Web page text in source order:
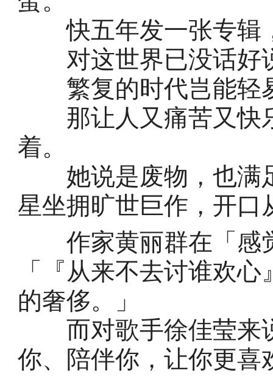
快五年发一张专辑
对这世界已没话好
繁复的时代岂能轻
那让人又痛苦又快
着。
她说是废物，也满
星坐拥旷世巨作，开口
作家黄丽群在「感
「『从来不去讨谁欢
的奢侈。」
而对歌手徐佳莹来
你、陪伴你，让你更喜